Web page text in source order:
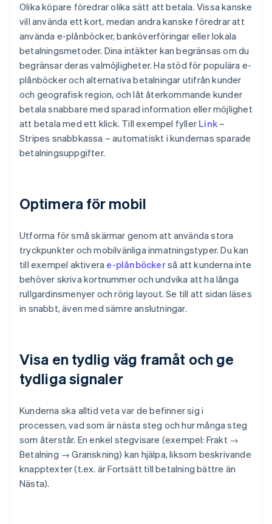
Olika köpare föredrar olika sätt att betala. Vissa kanske
vill använda ett kort, medan andra kanske föredrar att
använda e-plånböcker, banköverföringar eller lokala
betalningsmetoder. Dina intäkter kan begränsas om du
begränsar deras valmöjligheter. Ha stöd för populära e-
plånböcker och alternativa betalningar utifrån kunder
och geografisk region, och låt återkommande kunder
betala snabbare med sparad information eller möjlighet
att betala med ett klick. Till exempel fyller Link –
Stripes snabbkassa – automatiskt i kundernas sparade
betalningsuppgifter.
Optimera för mobil
Utforma för små skärmar genom att använda stora
tryckpunkter och mobilvänliga inmatningstyper. Du kan
till exempel aktivera e-plånböckerså att kunderna inte
behöver skriva kortnummer och undvika att ha långa
rullgardinsmenyer och rörig layout. Se till att sidan läses
in snabbt, även med sämre anslutningar.
Visa en tydlig väg framåt och ge
tydliga signaler
Kunderna ska alltid veta var de befinner sig i
processen, vad som är nästa steg och hur många steg
som återstår. En enkel stegvisare (exempel: Frakt →
Betalning → Granskning) kan hjälpa, liksom beskrivande
knapptexter (t.ex. är Fortsätt till betalning bättre än
Nästa).